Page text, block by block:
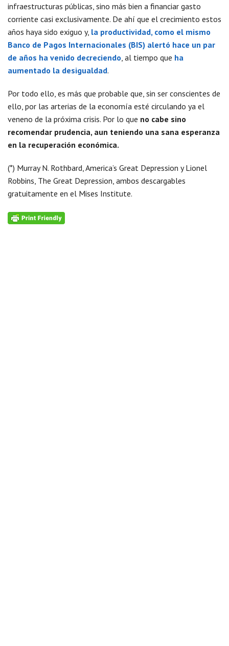
infraestructuras públicas, sino más bien a financiar gasto
corriente casi exclusivamente. De ahí que el crecimiento estos
años haya sido exiguo y, la productividad, como el mismo
Banco de Pagos Internacionales (BIS) alertó hace un par
de años ha venido decreciendo, al tiempo que ha
aumentado la desigualdad.
Por todo ello, es más que probable que, sin ser conscientes de
ello, por las arterias de la economía esté circulando ya el
veneno de la próxima crisis. Por lo que no cabe sino
recomendar prudencia, aun teniendo una sana esperanza
en la recuperación económica.
(*) Murray N. Rothbard, America’s Great Depression y Lionel
Robbins, The Great Depression, ambos descargables
gratuitamente en el Mises Institute.